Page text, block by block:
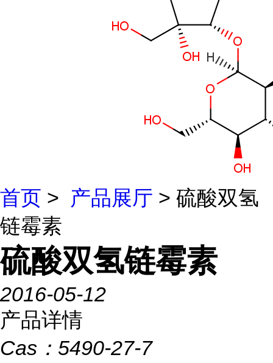
首页 > 产品展厅 > 硫酸双氢
链霉素
硫酸双氢链霉素
2016-05-12
产品详情
Cas： 5490-27-7